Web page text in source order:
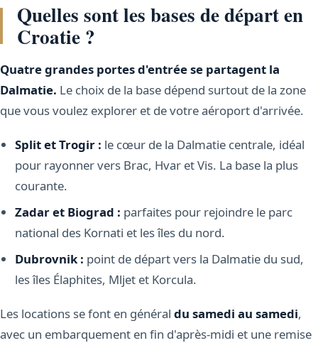
Quelles sont les bases de départ en
Croatie ?
Quatre grandes portes d'entrée se partagent la
Dalmatie. Le choix de la base dépend surtout de la zone
que vous voulez explorer et de votre aéroport d'arrivée.
Split et Trogir : le cœur de la Dalmatie centrale, idéal
pour rayonner vers Brac, Hvar et Vis. La base la plus
courante.
Zadar et Biograd : parfaites pour rejoindre le parc
national des Kornati et les îles du nord.
Dubrovnik : point de départ vers la Dalmatie du sud,
les îles Élaphites, Mljet et Korcula.
Les locations se font en général du samedi au samedi,
avec un embarquement en fin d'après-midi et une remise